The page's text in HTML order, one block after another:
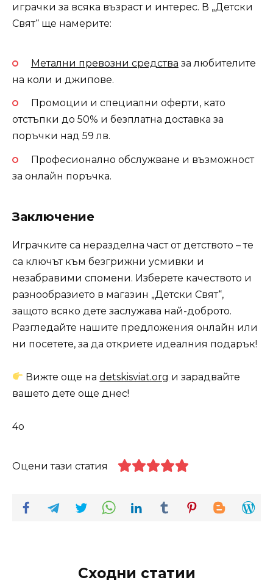
играчки за всяка възраст и интерес. В „Детски
Свят“ ще намерите:
Метални превозни средства за любителите
на коли и джипове.
Промоции и специални оферти, като
отстъпки до 50% и безплатна доставка за
поръчки над 59 лв.
Професионално обслужване и възможност
за онлайн поръчка.
Заключение
Играчките са неразделна част от детството – те
са ключът към безгрижни усмивки и
незабравими спомени. Изберете качеството и
разнообразието в магазин „Детски Свят“,
защото всяко дете заслужава най-доброто.
Разгледайте нашите предложения онлайн или
ни посетете, за да откриете идеалния подарък!
Вижте още наdetskisviat.org и зарадвайте
вашето дете още днес!
4o
Оцени тази статия
Сходни статии